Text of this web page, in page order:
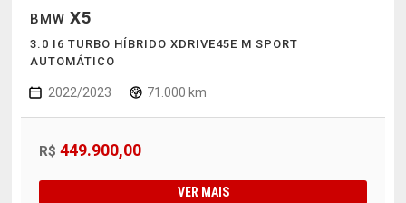
BMW X5
3.0 I6 TURBO HÍBRIDO XDRIVE45E M SPORT
AUTOMÁTICO
2022/2023 71.000 km
R$ 449.900,00
VER MAIS